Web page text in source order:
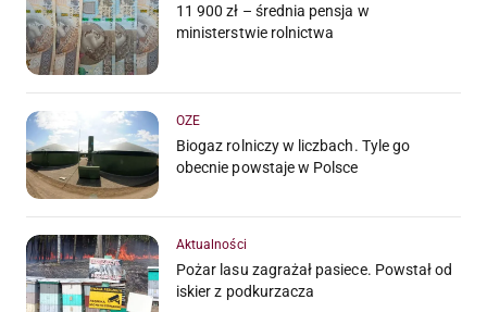
11 900 zł – średnia pensja w
ministerstwie rolnictwa
OZE
Biogaz rolniczy w liczbach. Tyle go
obecnie powstaje w Polsce
Aktualności
Pożar lasu zagrażał pasiece. Powstał od
iskier z podkurzacza